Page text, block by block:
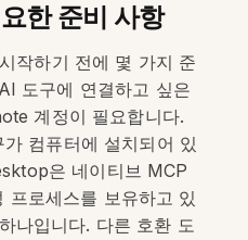
한 준비 사항
작하기 전에 몇 가지 준
도구에 연결하고 싶은
계정이 필요합니다.
컴퓨터에 설치되어 있
은 네이티브 MCP
프로세스를 보유하고 있
나입니다. 다른 호환 도